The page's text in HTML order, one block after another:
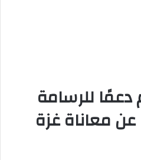
دعمًا للرسامة
عن معاناة غزة